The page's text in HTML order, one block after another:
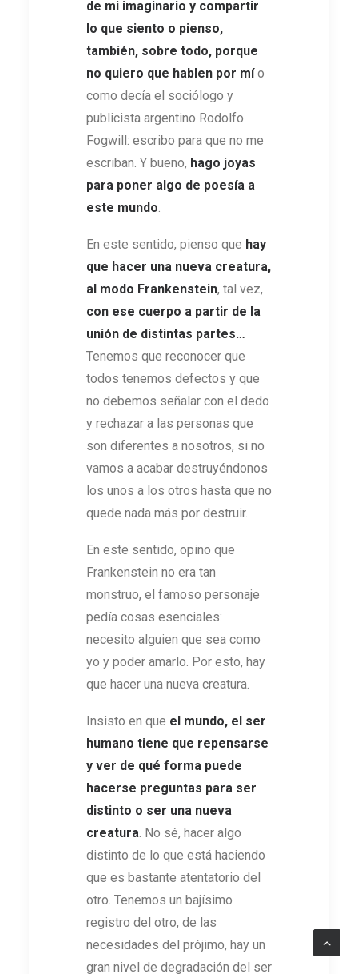
de mi imaginario y compartir
lo que siento o pienso,
también, sobre todo, porque
no quiero que hablen por mío
como decía el sociólogo y
publicista argentino Rodolfo
Fogwill: escribo para que no me
escriban. Y bueno, hago joyas
para poner algo de poesía a
este mundo.
En este sentido, pienso que hay
que hacer una nueva creatura,
al modo Frankenstein, tal vez,
con ese cuerpo a partir de la
unión de distintas partes…
Tenemos que reconocer que
todos tenemos defectos y que
no debemos señalar con el dedo
y rechazar a las personas que
son diferentes a nosotros, si no
vamos a acabar destruyéndonos
los unos a los otros hasta que no
quede nada más por destruir.
En este sentido, opino que
Frankenstein no era tan
monstruo, el famoso personaje
pedía cosas esenciales:
necesito alguien que sea como
yo y poder amarlo. Por esto, hay
que hacer una nueva creatura.
Insisto en que el mundo, el ser
humano tiene que repensarse
y ver de qué forma puede
hacerse preguntas para ser
distinto o ser una nueva
creatura. No sé, hacer algo
distinto de lo que está haciendo
que es bastante atentatorio del
otro. Tenemos un bajísimo
registro del otro, de las
necesidades del prójimo, hay un
gran nivel de degradación del ser